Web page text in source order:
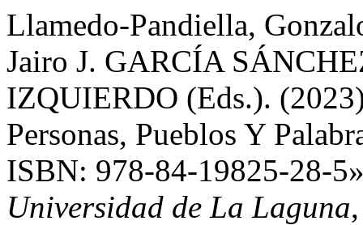
Llamedo-Pandiella,
Jairo J. GARCÍA
IZQUIERDO (Eds.).
Personas, Pueblos Y
ISBN: 978-84-19825-28-
Universidad de La Laguna